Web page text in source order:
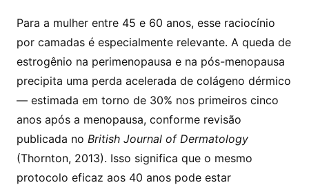
Para a mulher entre 45 e 60 anos, esse raciocínio
por camadas é especialmente relevante. A queda de
estrogênio na perimenopausa e na pós-menopausa
precipita uma perda acelerada de colágeno dérmico
— estimada em torno de 30% nos primeiros cinco
anos após a menopausa, conforme revisão
publicada no British Journal of Dermatology
(Thornton, 2013). Isso significa que o mesmo
protocolo eficaz aos 40 anos pode estar